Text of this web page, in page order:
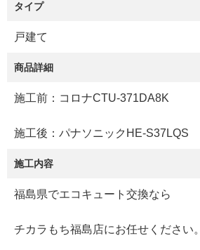
タイプ
戸建て
商品詳細
施工前：コロナCTU-371DA8K
施工後：パナソニックHE-S37LQS
施工内容
福島県でエコキュート交換なら
チカラもち福島店にお任せください。